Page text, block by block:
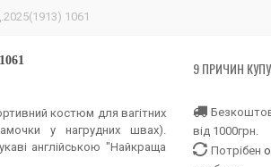
1061
костюм для вагітних
у нагрудних швах).
англійською "Найкраща
9 ПРИЧИН
від 1000грн.
Потрібен